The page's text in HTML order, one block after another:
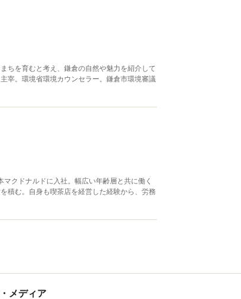
ちを育むと考え、鎌倉の自然や魅力を紹介して
宰。環境省環境カウンセラー。鎌倉市環境審議
クドナルドに入社。幅広い年齢層と共に働く
積む。自身も喫茶店を経営した経験から、労務
メディア